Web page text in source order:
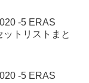
-5 ERAS
トリストまと
-5 ERAS